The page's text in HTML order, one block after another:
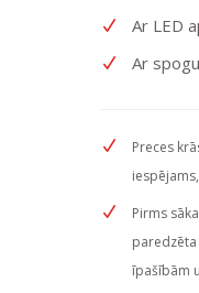
Ar LED
Ar
Preces
Pirms
īpašībām